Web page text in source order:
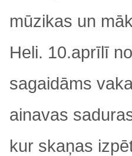
mūzikas un
Heli. 10.aprīlī
sagaidāms
ainavas
kur skaņas